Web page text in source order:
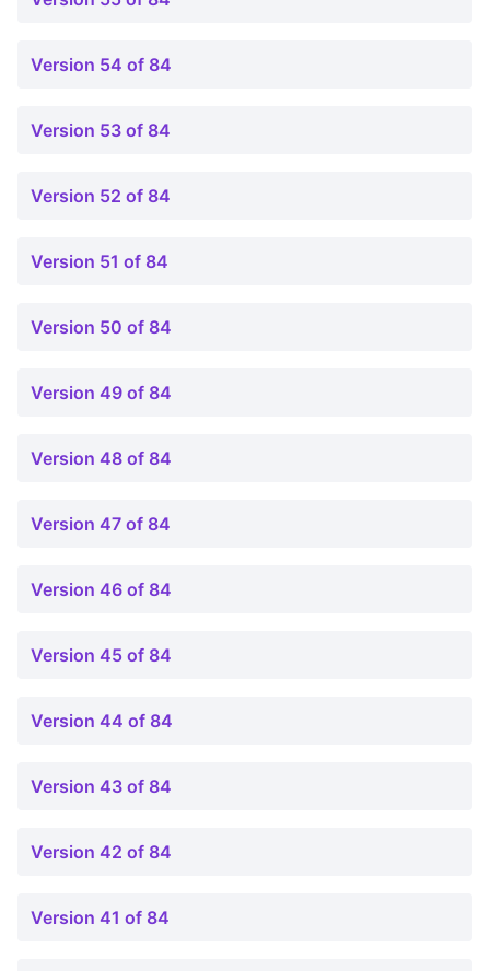
Version 54 of 84
Version 53 of 84
Version 52 of 84
Version 51 of 84
Version 50 of 84
Version 49 of 84
Version 48 of 84
Version 47 of 84
Version 46 of 84
Version 45 of 84
Version 44 of 84
Version 43 of 84
Version 42 of 84
Version 41 of 84